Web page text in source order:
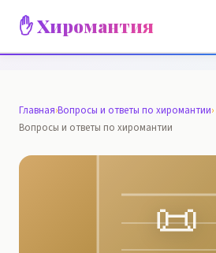
✋ Хиромантия
Главная›Вопросы и ответы по хиромантии›
Вопросы и ответы по хиромантии
📜